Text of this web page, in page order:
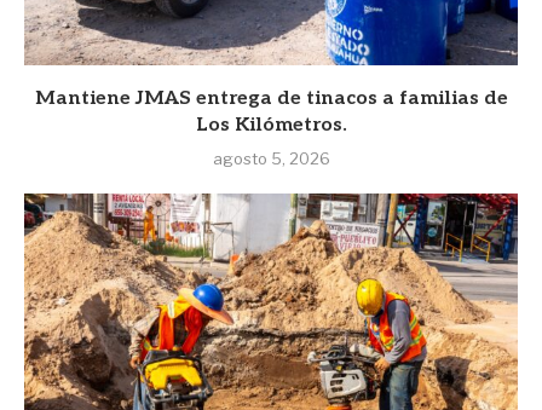
Mantiene JMAS entrega de tinacos a familias de
Los Kilómetros.
agosto 5, 2026